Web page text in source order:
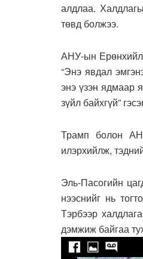
алдлаа.
төвд болжээ.
АНУ-ын
“Энэ явдал
энэ үзэн ядмаар
зүйл байхгүй”
Трамп болон
илэрхийлж,
Эль-Пасогийн
нээснийг нь
Тэрбээр
дэмжиж байгаа